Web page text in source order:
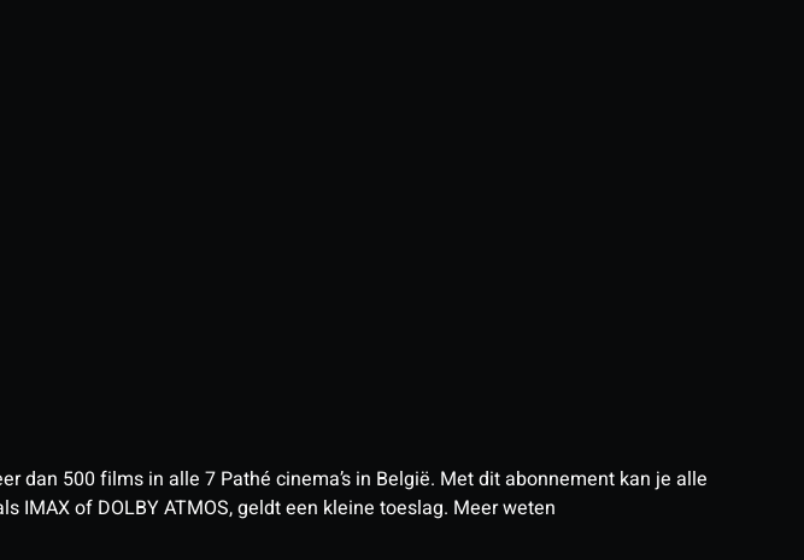
500 films in alle 7 Pathé cinema’s in België. Met dit abonnement kan je alle
of DOLBY ATMOS, geldt een kleine toeslag. Meer weten